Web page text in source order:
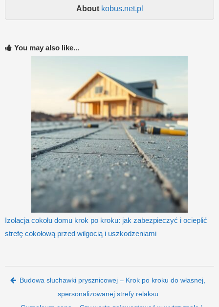
About kobus.net.pl
You may also like...
Izolacja cokołu domu krok po kroku: jak zabezpieczyć i ocieplić
strefę cokołową przed wilgocią i uszkodzeniami
Post navigation
Budowa słuchawki prysznicowej – Krok po kroku do własnej,
spersonalizowanej strefy relaksu